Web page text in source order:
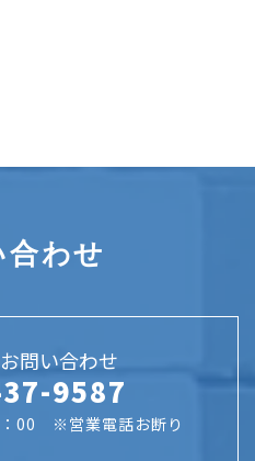
わせ
問い合わせ
9587
00 ※営業電話お断り